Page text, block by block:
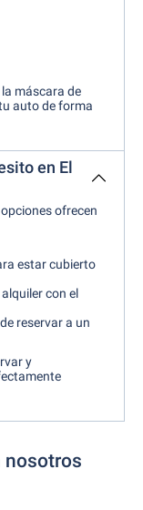
máscara de
auto de forma
en El
ofrecen
estar cubierto
con el
reservar a un
y
nosotros